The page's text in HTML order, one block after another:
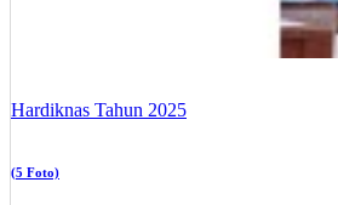
Hardiknas Tahun 2025
(5 Foto)